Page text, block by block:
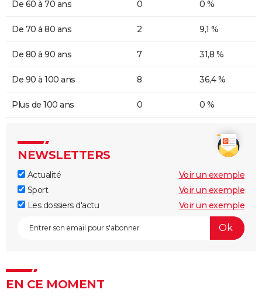
De 60 à 70 ans 0 0 %
De 70 à 80 ans 2 9,1 %
De 80 à 90 ans 7 31,8 %
De 90 à 100 ans 8 36,4 %
Plus de 100 ans 0 0 %
NEWSLETTERS
Actualité
Voir un exemple
Sport
Voir un exemple
Les dossiers d'actu
Voir un exemple
EN CE MOMENT